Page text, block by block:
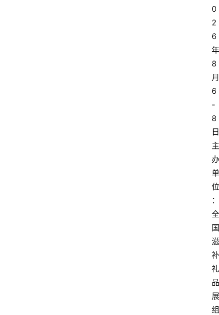
0
2
6
年
8
月
6
-
8
日
主
办
单
位
：
全
国
滋
补
礼
品
展
组